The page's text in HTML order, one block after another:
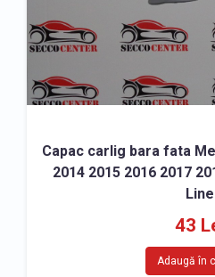
Capac carlig bara fata
2014 2015 2016 2017
Line
43
Adaugă în